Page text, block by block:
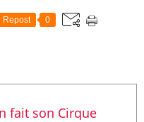
Repost 0
fait son Cirque